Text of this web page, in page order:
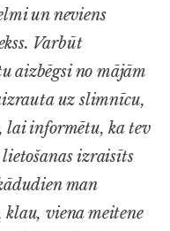
un neviens
Varbūt
aizbēgsi no mājām
uz slimnīcu,
lai informētu, ka tev
izraisīts
man
klau, viena meitene